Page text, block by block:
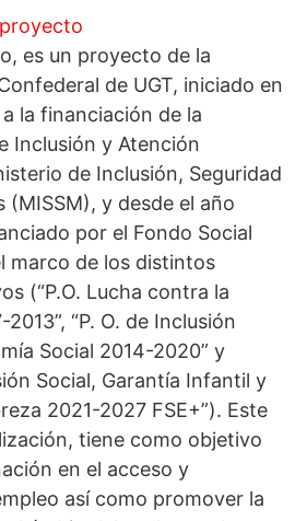
es un proyecto de la
de UGT, iniciado en
la financiación de la
Inclusión y Atención
de Inclusión, Seguridad
(MISSM), y desde el año
por el Fondo Social
marco de los distintos
(“P.O. Lucha contra la
“P. O. de Inclusión
Social 2014-2020” y
Social, Garantía Infantil y
2021-2027 FSE+”). Este
tiene como objetivo
en el acceso y
así como promover la